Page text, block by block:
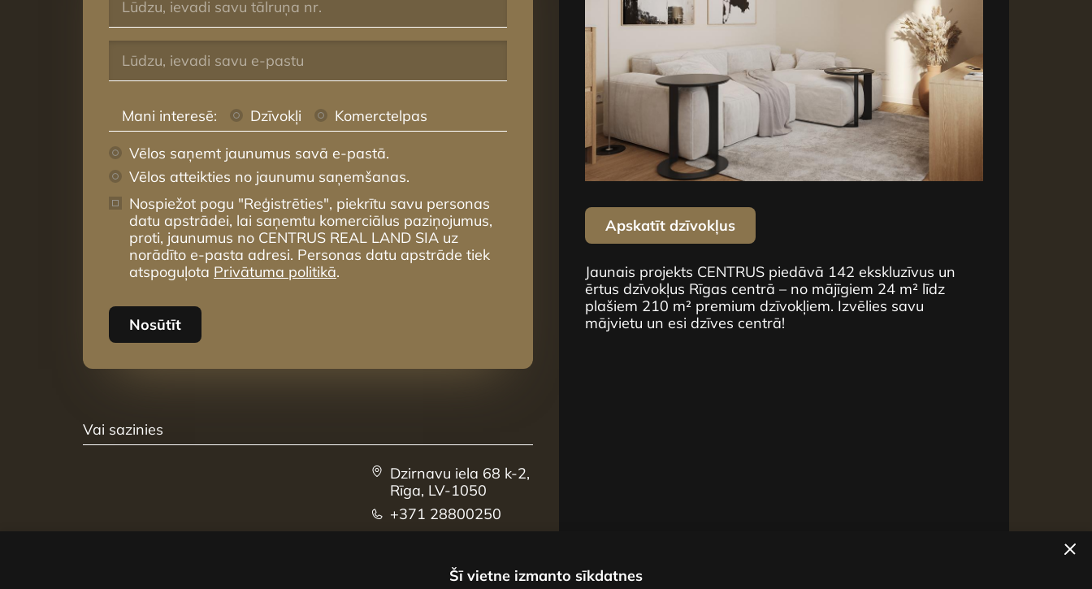
Šī vietne izmanto sīkdatnes
Mani interesē: Dzīvokļi
Komerctelpas
Vēlos saņemt jaunumus savā e-pastā.
Vēlos atteikties no jaunumu saņemšanas.
Nospiežot pogu "Reģistrēties", piekrītu savu personas
datu apstrādei, lai saņemtu komerciālus paziņojumus,
proti, jaunumus no CENTRUS REAL LAND SIA uz
norādīto e-pasta adresi. Personas datu apstrāde tiek
atspoguļota Privātuma politikā.
Nosūtīt
Vai sazinies
Dzirnavu iela 68 k-2,
Rīga, LV-1050
+371 28800250
Apskatīt dzīvokļus
Jaunais projekts CENTRUS piedāvā 142 ekskluzīvus un
ērtus dzīvokļus Rīgas centrā – no mājīgiem 24 m² līdz
plašiem 210 m² premium dzīvokļiem. Izvēlies savu
mājvietu un esi dzīves centrā!